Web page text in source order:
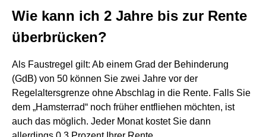
Wie kann ich 2 Jahre bis zur Rente
überbrücken?
Als Faustregel gilt: Ab einem Grad der Behinderung
(GdB) von 50 können Sie zwei Jahre vor der
Regelaltersgrenze ohne Abschlag in die Rente. Falls Sie
dem „Hamsterrad“ noch früher entfliehen möchten, ist
auch das möglich. Jeder Monat kostet Sie dann